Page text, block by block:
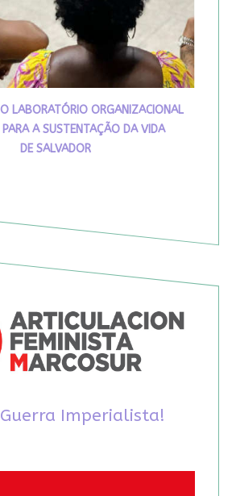
LABORATÓRIO ORGANIZACIONAL
PARA A SUSTENTAÇÃO DA VIDA
DE SALVADOR
Imperialista!